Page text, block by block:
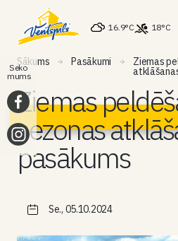
16.9°C 18°C
Sākums Pasākumi Ziemas
Ziemas
sezonas
pasākums
Se., 05.10.2024
Seko
mums